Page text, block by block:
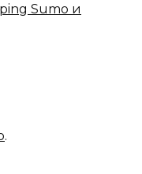
Sumo и
.